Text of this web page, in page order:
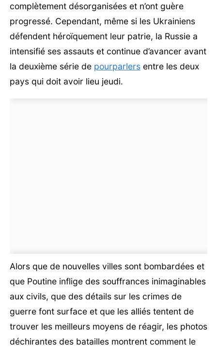
complètement désorganisées et n’ont guère
progressé. Cependant, même si les Ukrainiens
défendent héroïquement leur patrie, la Russie a
intensifié ses assauts et continue d’avancer avant
la deuxième série de pourparlers entre les deux
pays qui doit avoir lieu jeudi.
Alors que de nouvelles villes sont bombardées et
que Poutine inflige des souffrances inimaginables
aux civils, que des détails sur les crimes de
guerre font surface et que les alliés tentent de
trouver les meilleurs moyens de réagir, les photos
déchirantes des batailles montrent comment le